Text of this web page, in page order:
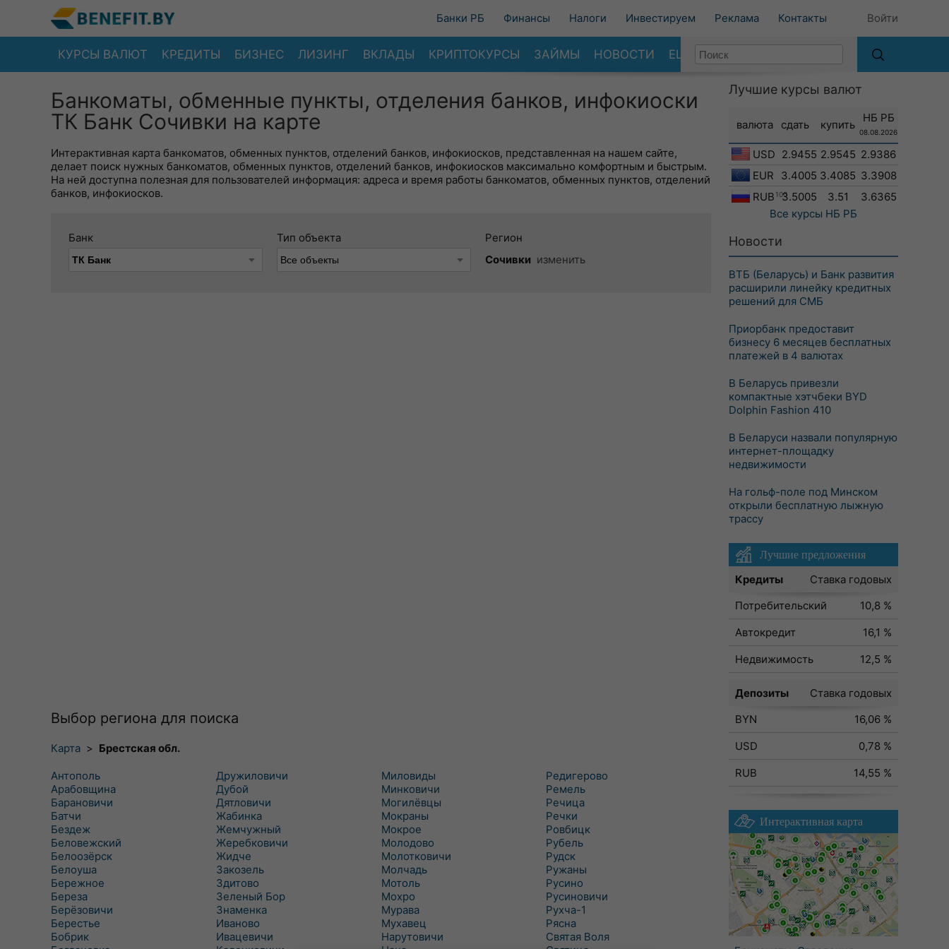
Банки РБ Финансы Налоги Инвестируем Реклама Контакты Войти
КУРСЫ ВАЛЮТ КРЕДИТЫ БИЗНЕС ЛИЗИНГ ВКЛАДЫ КРИПТОКУРСЫ ЗАЙМЫ НОВОСТИ ЕЩЕ
Банкоматы, обменные пункты, отделения банков, инфокиоски
ТК Банк Сочивки на карте
Интерактивная карта банкоматов, обменных пунктов, отделений банков, инфокиосков, представленная на нашем сайте,
делает поиск нужных банкоматов, обменных пунктов, отделений банков, инфокиосков максимально комфортным и быстрым.
На ней доступна полезная для пользователей информация: адреса и время работы банкоматов, обменных пунктов, отделений
банков, инфокиосков.
Банк Тип объекта
Регион
Сочивки изменить
Выбор региона для поиска
Карта > Брестская обл.
Антополь
Арабовщина
Барановичи
Батчи
Бездеж
Беловежский
Белоозёрск
Белоуша
Бережное
Береза
Берёзовичи
Берестье
Бобрик
Дружиловичи
Дубой
Дятловичи
Жабинка
Жемчужный
Жеребковичи
Жидче
Закозель
Здитово
Зеленый Бор
Знаменка
Иваново
Ивацевичи
Миловиды
Минковичи
Могилёвцы
Мокраны
Мокрое
Молодово
Молотковичи
Молчадь
Мотоль
Мохро
Мурава
Мухавец
Нарутовичи
Редигерово
Ремель
Речица
Речки
Ровбицк
Рубель
Рудск
Ружаны
Русино
Русиновичи
Рухча-1
Рясна
Святая Воля
Лучшие курсы валют
валюта сдать купить
НБ РБ
08.08.2026
USD 2.9455 2.9545 2.9386
EUR
3.4005 3.4085 3.3908
RUB 1003.5005 3.51
3.6365
Все курсы НБ РБ
Новости
ВТБ (Беларусь) и Банк развития
расширили линейку кредитных
решений для СМБ
Приорбанк предоставит
бизнесу 6 месяцев бесплатных
платежей в 4 валютах
В Беларусь привезли
компактные хэтчбеки BYD
Dolphin Fashion 410
В Беларуси назвали популярную
интернет-площадку
недвижимости
На гольф-поле под Минском
открыли бесплатную лыжную
трассу
Лучшие предложения
Кредиты
Ставка годовых
Потребительский
10,8 %
Автокредит
16,1 %
Недвижимость
12,5 %
Депозиты
Ставка годовых
BYN
16,06 %
USD
0,78 %
RUB
14,55 %
Интерактивная карта